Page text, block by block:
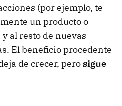
(por ejemplo, te
un producto o
al resto de nuevas
El beneficio procedente
de crecer, perosigue